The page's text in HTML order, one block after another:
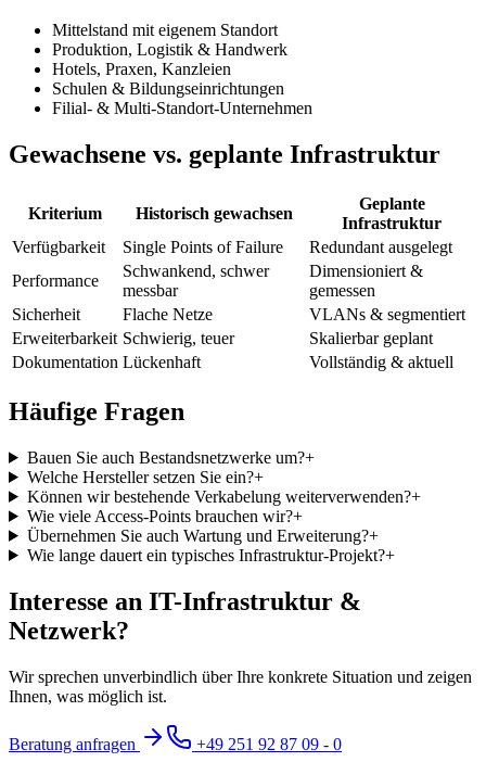
Mittelstand mit eigenem Standort
Produktion, Logistik & Handwerk
Hotels, Praxen, Kanzleien
Schulen & Bildungseinrichtungen
Filial- & Multi-Standort-Unternehmen
Gewachsene vs. geplante Infrastruktur
Kriterium Historisch gewachsen
Geplante
Infrastruktur
Verfügbarkeit
Single Points of Failure
Redundant ausgelegt
Performance
Schwankend, schwer
messbar
Dimensioniert &
gemessen
Sicherheit
Flache Netze
VLANs & segmentiert
Erweiterbarkeit Schwierig, teuer
Skalierbar geplant
Dokumentation Lückenhaft Vollständig & aktuell
Häufige Fragen
Bauen Sie auch Bestandsnetzwerke um?+
Welche Hersteller setzen Sie ein?+
Können wir bestehende Verkabelung weiterverwenden?+
Wie viele Access-Points brauchen wir?+
Übernehmen Sie auch Wartung und Erweiterung?+
Wie lange dauert ein typisches Infrastruktur-Projekt?+
Interesse an IT-Infrastruktur &
Netzwerk?
Wir sprechen unverbindlich über Ihre konkrete Situation und zeigen
Ihnen, was möglich ist.
Beratung anfragen +49 251 92 87 09 - 0